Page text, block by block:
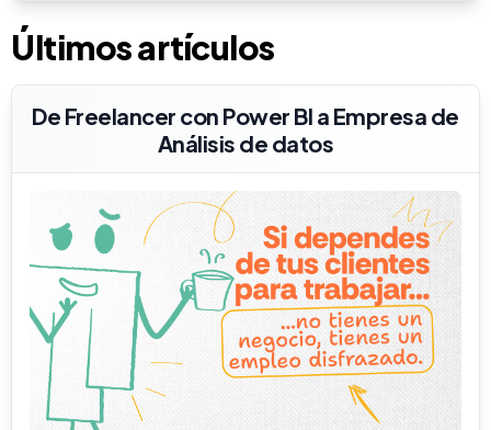
Últimos artículos
De Freelancer con Power BI a Empresa de
Análisis de datos